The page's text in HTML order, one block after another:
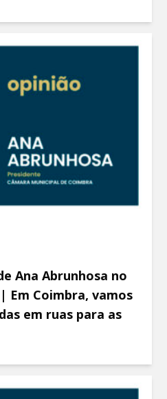
Ana Abrunhosa no
Em Coimbra, vamos
em ruas para as